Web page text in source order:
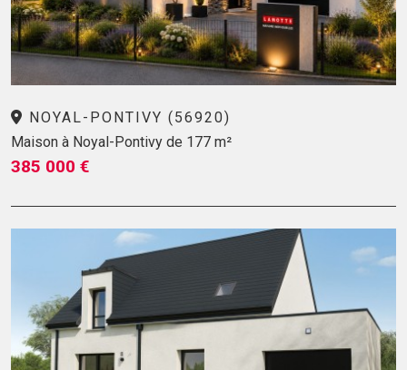
NOYAL-PONTIVY (56920)
Maison à Noyal-Pontivy de 177 m²
385 000 €